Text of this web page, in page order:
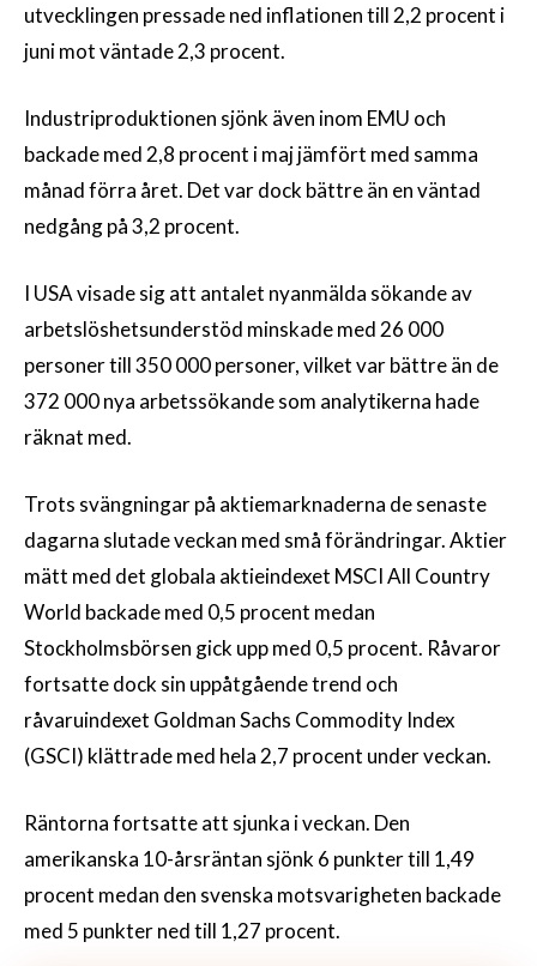
utvecklingen pressade ned inflationen till 2,2 procent i
juni mot väntade 2,3 procent.
Industriproduktionen sjönk även inom EMU och
backade med 2,8 procent i maj jämfört med samma
månad förra året. Det var dock bättre än en väntad
nedgång på 3,2 procent.
I USA visade sig att antalet nyanmälda sökande av
arbetslöshetsunderstöd minskade med 26 000
personer till 350 000 personer, vilket var bättre än de
372 000 nya arbetssökande som analytikerna hade
räknat med.
Trots svängningar på aktiemarknaderna de senaste
dagarna slutade veckan med små förändringar. Aktier
mätt med det globala aktieindexet MSCI All Country
World backade med 0,5 procent medan
Stockholmsbörsen gick upp med 0,5 procent. Råvaror
fortsatte dock sin uppåtgående trend och
råvaruindexet Goldman Sachs Commodity Index
(GSCI) klättrade med hela 2,7 procent under veckan.
Räntorna fortsatte att sjunka i veckan. Den
amerikanska 10-årsräntan sjönk 6 punkter till 1,49
procent medan den svenska motsvarigheten backade
med 5 punkter ned till 1,27 procent.